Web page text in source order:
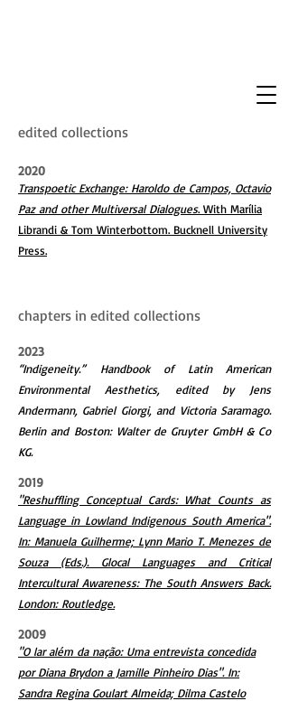
edited collections
2020
Transpoetic Exchange: Haroldo de Campos, Octavio
Paz and other Multiversal Dialogues. With Marília
Librandi & Tom Winterbottom. Bucknell University
Press.
chapters in edited collections
2023
“Indigeneity.” Handbook of Latin American
Environmental Aesthetics, edited by Jens
Andermann, Gabriel Giorgi, and Victoria Saramago.
Berlin and Boston: Walter de Gruyter GmbH & Co
KG.
2019
"Reshuffling Conceptual Cards: What Counts as
Language in Lowland Indigenous South America".
In: Manuela Guilherme; Lynn Mario T. Menezes de
Souza (Eds.). Glocal Languages and Critical
Intercultural Awareness: The South Answers Back.
London: Routledge.
2009
"O lar além da nação: Uma entrevista concedida
por Diana Brydon a Jamille Pinheiro Dias". In:
Sandra Regina Goulart Almeida; Dilma Castelo